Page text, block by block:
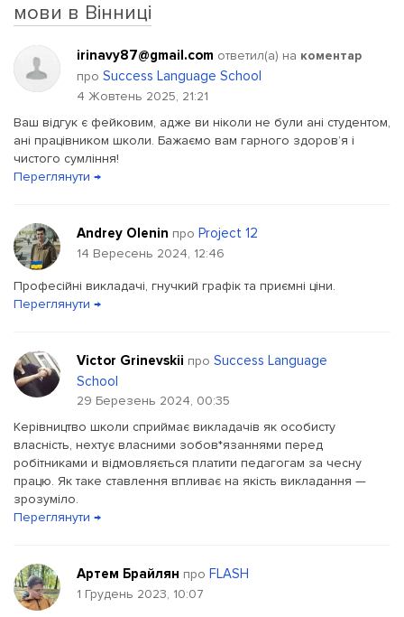
мови в Вінниці
irinavy87@gmail.com ответил(a) на коментар
про Success Language School
4 Жовтень 2025, 21:21
Ваш відгук є фейковим, адже ви ніколи не були ані студентом,
ані працівником школи. Бажаємо вам гарного здоровʼя і
чистого сумління!
Переглянути →
Andrey Olenin про Project 12
14 Вересень 2024, 12:46
Професійні викладачі, гнучкий графік та приємні ціни.
Переглянути →
Victor Grinevskii про Success Language
School
29 Березень 2024, 00:35
Керівництво школи сприймає викладачів як особисту
власність, нехтує власними зобов*язаннями перед
робітниками и відмовляється платити педагогам за чесну
працю. Як таке ставлення впливає на якість викладання —
зрозуміло.
Переглянути →
Артем Брайлян про FLASH
1 Грудень 2023, 10:07